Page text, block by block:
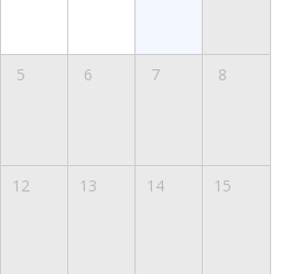
5 6 7 8
12 13 14 15